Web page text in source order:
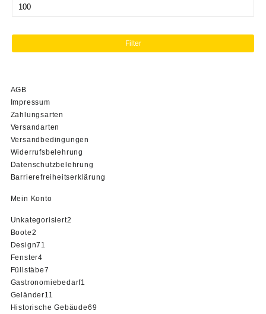
Max.
Filter
AGB
Impressum
Zahlungsarten
Versandarten
Versandbedingungen
Widerrufsbelehrung
Datenschutzbelehrung
Barrierefreiheitserklärung
Mein Konto
Unkategorisiert2
Boote2
Produkte
Design71
Fenster44
Produkte
Füllstäbe7
Produkte
Gastronomiebedarf1
Geländer11
Produkte
Historische Gebäude69